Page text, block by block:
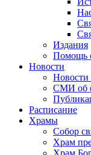
Издания
Помощь
Новости
Новости
СМИ об
Расписание
Храмы
Собор
Храм
Храм